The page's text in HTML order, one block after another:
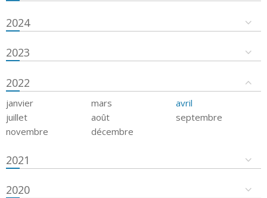
2024
2023
2022
janvier mars
avril
juillet
août
septembre
novembre
décembre
2021
2020